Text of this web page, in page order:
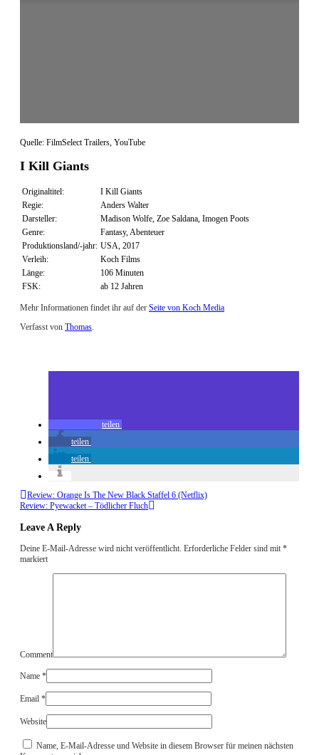
Quelle: FilmSelect Trailers, YouTube
I Kill Giants
Originaltitel:
I Kill Giants
Regie:
Anders Walter
Darsteller:
Madison Wolfe, Zoe Saldana, Imogen Poots
Genre:
Fantasy, Abenteuer
Produktionsland/-jahr: USA, 2017
Verleih:
Koch Films
Länge:
106 Minuten
FSK:
ab 12 Jahren
Mehr Informationen findet ihr auf der Seite von Koch Media
Verfasst von Thomas
teilen
teilen
teilen
Review: Orange Is The New Black Staffel 6 (Netflix)
Review: Pyewacket – Tödlicher Fluch
Leave A Reply
Deine E-Mail-Adresse wird nicht veröffentlicht. Erforderliche Felder sind mit *
markiert
Comment
Name *
Email *
Website
Name, E-Mail-Adresse und Website in diesem Browser für meinen nächsten